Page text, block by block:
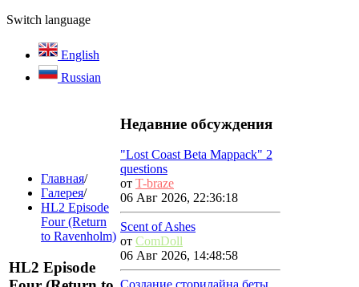
Switch language
English
Russian
Главная/
Галерея/
HL2 Episode
Four (Return
to Ravenholm)
HL2 Episode
Недавние обсуждения
"Lost Coast Beta Mappack" 2
questions
от T-braze
06 Авг 2026, 22:36:18
Scent of Ashes
от ComDoll
06 Авг 2026, 14:48:58